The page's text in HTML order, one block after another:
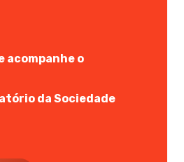
acompanhe o
da Sociedade